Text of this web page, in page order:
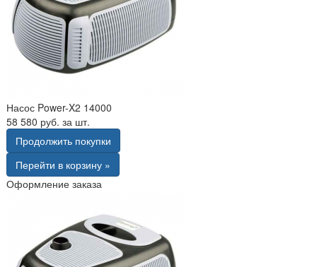
Насос Power-X2 14000
58 580 руб. за шт.
Продолжить покупки
Перейти в корзину »
Оформление заказа